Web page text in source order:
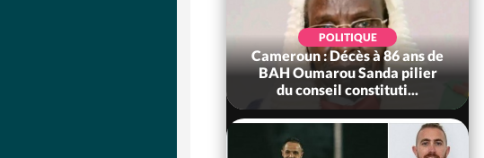
POLITIQUE
Cameroun : Décès à 86 ans de
BAH Oumarou Sanda pilier
du conseil constituti...